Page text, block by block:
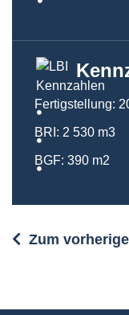
Fertigstellung:
BRI: 2 530 m3
BGF: 390 m2
Zum